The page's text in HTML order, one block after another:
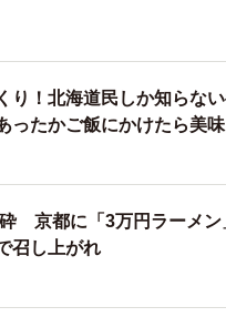
肉店等では一般的に購入
きます。一昔前に比べ
さい。
臭く感じるかもしれま
ンギスカンももちろん美
ソラチのタレなんかで家
り！北海道民しか知らな
ったかご飯にかけたら美味
砕 京都に「3万円ラーメ
召し上がれ